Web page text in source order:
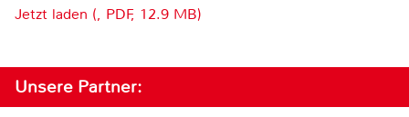
Jetzt laden (, PDF, 12.9 MB)
Unsere Partner: